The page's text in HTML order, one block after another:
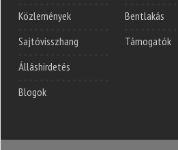
Közlemények
Sajtóvisszhang
Álláshirdetés
Blogok
Bentlakás
Támogatók